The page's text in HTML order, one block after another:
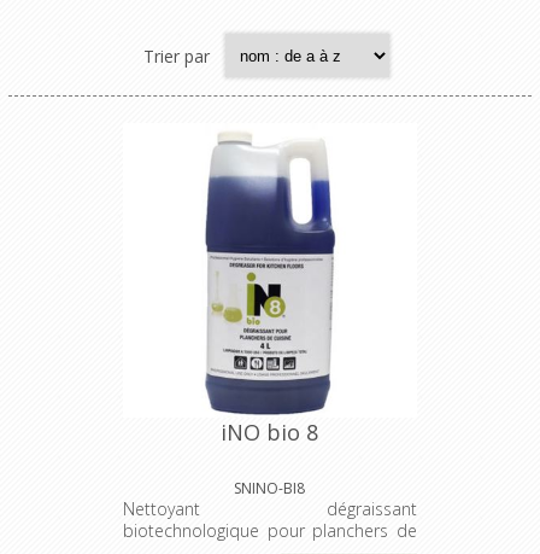
Trier par
iNO bio 8
SNINO-BI8
Nettoyant dégraissant
biotechnologique pour planchers de